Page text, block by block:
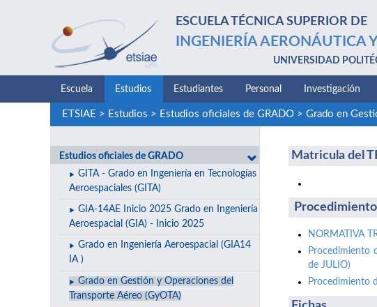
ESCUELA TÉCNICA SUPERIOR DE
INGENIERÍA AERONÁUTICA
UNIVERSIDAD
Escuela Estudios Estudiantes Personal Investigación
ETSIAE > Estudios > Estudios oficiales de GRADO> Grado en
Estudios oficiales de GRADO
GITA - Grado en Ingeniería en Tecnologías
Aeroespaciales (GITA)
GIA-14AE Inicio 2025 Grado en Ingeniería
Aeroespacial (GIA) - Inicio 2025
Grado en Ingeniería Aeroespacial (GIA14
IA )
Grado en Gestión y Operaciones del
Transporte Aéreo (GyOTA)
Matricula del
NORMATIVA
Procedimiento
de JULIO)
Procedimiento